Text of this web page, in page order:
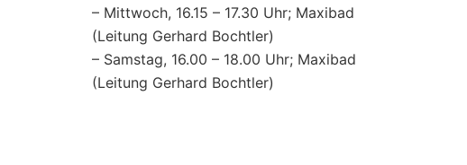
– Mittwoch, 16.15 – 17.30 Uhr; Maxibad
(Leitung Gerhard Bochtler)
– Samstag, 16.00 – 18.00 Uhr; Maxibad
(Leitung Gerhard Bochtler)